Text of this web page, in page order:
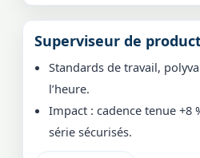
Superviseur de
Standards de travail,
l’heure.
Impact : cadence tenue +8
série sécurisés.